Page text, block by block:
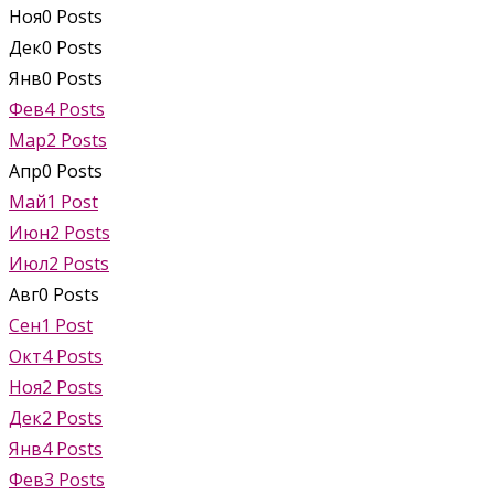
Ноя0 Posts
Дек0 Posts
Янв0 Posts
Фев4 Posts
Мар2 Posts
Апр0 Posts
Май1 Post
Июн2 Posts
Июл2 Posts
Авг0 Posts
Сен1 Post
Окт4 Posts
Ноя2 Posts
Дек2 Posts
Янв4 Posts
Фев3 Posts